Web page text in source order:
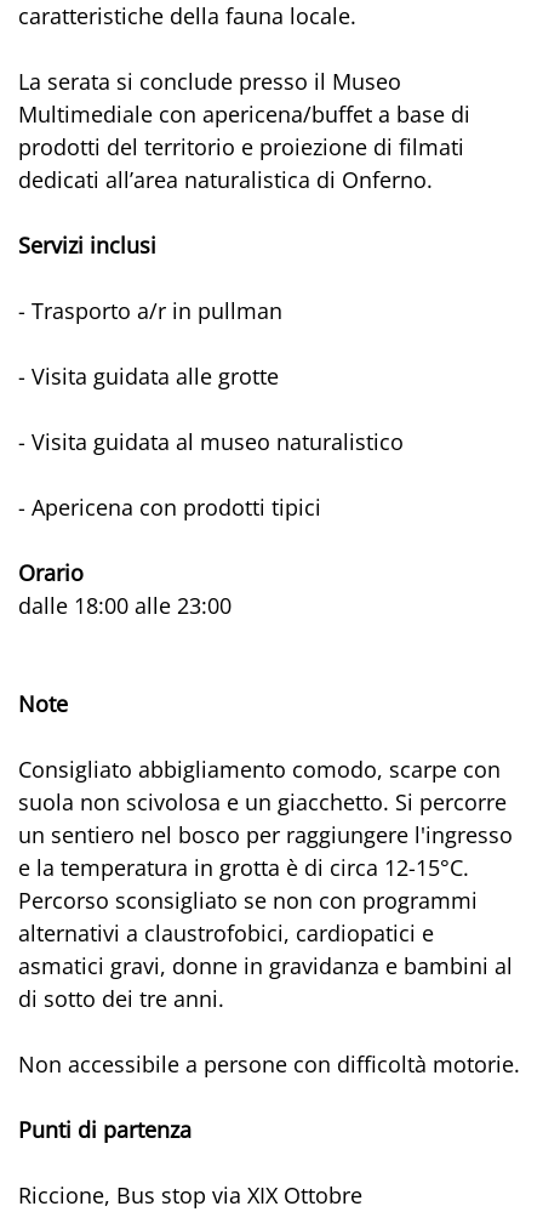
caratteristiche della fauna locale.
La serata si conclude presso il Museo
Multimediale con apericena/buffet a base di
prodotti del territorio e proiezione di filmati
dedicati all’area naturalistica di Onferno.
Servizi inclusi
- Trasporto a/r in pullman
- Visita guidata alle grotte
- Visita guidata al museo naturalistico
- Apericena con prodotti tipici
Orario
dalle 18:00 alle 23:00
Note
Consigliato abbigliamento comodo, scarpe con
suola non scivolosa e un giacchetto. Si percorre
un sentiero nel bosco per raggiungere l'ingresso
e la temperatura in grotta è di circa 12-15°C.
Percorso sconsigliato se non con programmi
alternativi a claustrofobici, cardiopatici e
asmatici gravi, donne in gravidanza e bambini al
di sotto dei tre anni.
Non accessibile a persone con difficoltà motorie.
Punti di partenza
Riccione, Bus stop via XIX Ottobre